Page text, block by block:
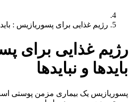
رژیم غذایی برای پسوریازیس :
رژیم غذایی برای
بایدها و نبایدها
پسوریازیس یک بیماری مزمن پوستی